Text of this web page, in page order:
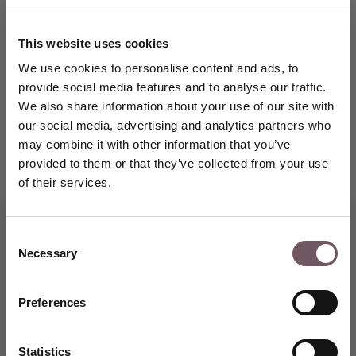
This website uses cookies
We use cookies to personalise content and ads, to
provide social media features and to analyse our traffic.
We also share information about your use of our site with
our social media, advertising and analytics partners who
may combine it with other information that you’ve
provided to them or that they’ve collected from your use
of their services.
Selection
Necessary
Preferences
Statistics
DPD. Doručení do schránky na balíky. Zdarma
DPD. Doručení na adresu. Zdarma
Odhadované datum doručení: 15.08.2026
FedEx. Doručení na adresu. Zdarma
Odhadované datum doručení: 15.08.2026
speciální slevu 5 % na svůj první
VYTVOŘTE SI ÚČET